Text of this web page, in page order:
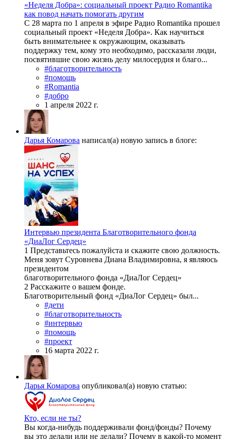
«Неделя Добра»: социальный проект Радио Romantika
как повод начать помогать другим
С 28 марта по 1 апреля в эфире Радио Romantika прошел
социальный проект «Неделя Добра». Как научиться
быть внимательнее к окружающим, оказывать
поддержку тем, кому это необходимо, рассказали люди,
посвятившие свою жизнь делу милосердия и благо...
#благотворительность
#помощь
#Romantia
#добро
1 апреля 2022 г.
Дарья Комарова написал(а) новую запись в блоге:
Интервью президента Благотворительного фонда
«ДиаЛог Сердец»
1 Представьтесь пожалуйста и скажите свою должность.
Меня зовут Суровнева Диана Владимировна, я являюсь
президентом
благотворительного фонда «ДиаЛог Сердец»
2 Расскажите о вашем фонде.
Благотворительный фонд «ДиаЛог Сердец» был...
#дети
#благотворительность
#интервью
#помощь
#проект
16 марта 2022 г.
Дарья Комарова опубликовал(а) новую статью:
Кто, если не ты?
Вы когда-нибудь поддерживали фонд/фонды? Почему
вы это делали или не делали? Почему в какой-то момент